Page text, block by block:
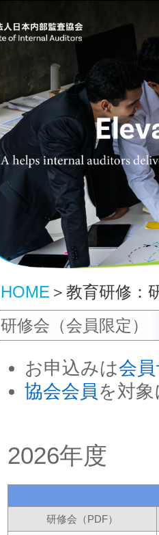
HOME ＞教育研修：
研修会（会員限定）
お申込みは会
協会会員 を対
2026年度
研修会（PDF）